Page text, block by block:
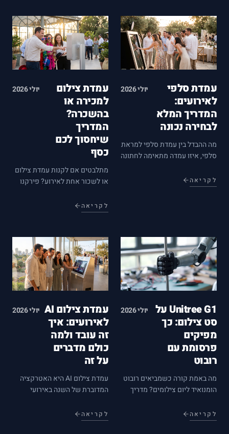
עמדת סלפי
לאירועים:
המדריך המלא
לבחירה נכונה
יולי 2026
מה ההבדל בין עמדת סלפי למראת
סלפי, איזו עמדה מתאימה לחתונה
למקם אותה? כל מה שלמדנו
ממאות אירועים — במאמר אחד.
לקריאה
עמדת צילום
למכירה או
בהשכרה?
המדריך
שיחסוך לכם
כסף
יולי 2026
מתלבטים אם לקנות עמדת צילום
או לשכור אחת לאירוע? פירקנו
רכישה, תחזוקה נסתרת ונקודת
האיזון שממנה קנייה באמת
לקריאה
Unitree G1 על
סט צילום: כך
מפיקים
פרסומת עם
רובוט
יולי 2026
מה באמת קורה כשמביאים רובוט
הומנואיד ליום צילומים? מדריך
טייקים חוזרים, סוללות, סאונד
ומה חוסך שעות על הסט.
לקריאה
עמדת צילום AI
לאירועים: איך
זה עובד ולמה
כולם מדברים
על זה
יולי 2026
עמדת צילום AI היא האטרקציה
המדוברת של השנה באירועי
אספנו את כל מה שכדאי לדעת
לפני שמזמינים: איך זה עובד, למי
לקריאה